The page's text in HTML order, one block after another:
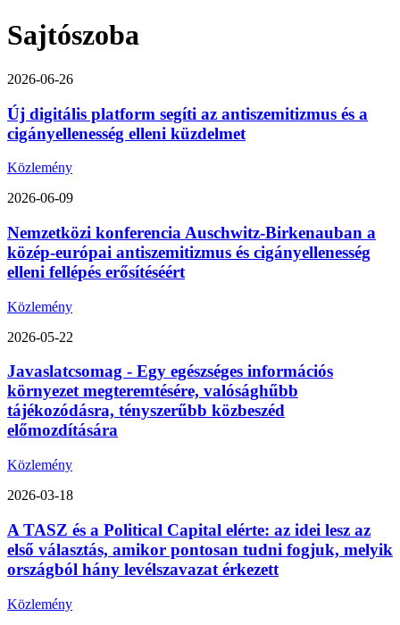
Sajtószoba
2026-06-26
Új digitális platform segíti az antiszemitizmus és a
cigányellenesség elleni küzdelmet
Közlemény
2026-06-09
Nemzetközi konferencia Auschwitz-Birkenauban a
közép-európai antiszemitizmus és cigányellenesség
elleni fellépés erősítéséért
Közlemény
2026-05-22
Javaslatcsomag - Egy egészséges információs
környezet megteremtésére, valósághűbb
tájékozódásra, tényszerűbb közbeszéd
előmozdítására
Közlemény
2026-03-18
A TASZ és a Political Capital elérte: az idei lesz az
első választás, amikor pontosan tudni fogjuk, melyik
országból hány levélszavazat érkezett
Közlemény